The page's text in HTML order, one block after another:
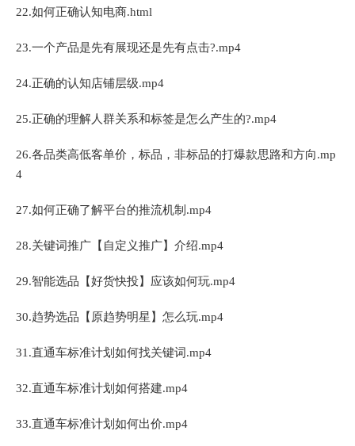
22.如何正确认知电商.html
23.一个产品是先有展现还是先有点击?.mp4
24.正确的认知店铺层级.mp4
25.正确的理解人群关系和标签是怎么产生的?.mp4
26.各品类高低客单价，标品，非标品的打爆款思路和方向.mp
4
27.如何正确了解平台的推流机制.mp4
28.关键词推广【自定义推广】介绍.mp4
29.智能选品【好货快投】应该如何玩.mp4
30.趋势选品【原趋势明星】怎么玩.mp4
31.直通车标准计划如何找关键词.mp4
32.直通车标准计划如何搭建.mp4
33.直通车标准计划如何出价.mp4